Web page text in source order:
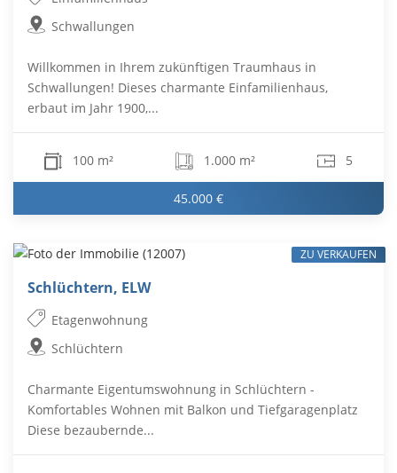
Schwallungen
Willkommen in Ihrem zukünftigen Traumhaus in
Schwallungen! Dieses charmante Einfamilienhaus,
erbaut im Jahr 1900,...
100 m² 1.000 m² 5
45.000 €
Schlüchtern, ELW
Etagenwohnung
Schlüchtern
Charmante Eigentumswohnung in Schlüchtern -
Komfortables Wohnen mit Balkon und Tiefgaragenplatz
Diese bezaubernde...
ZU VERKAUFEN